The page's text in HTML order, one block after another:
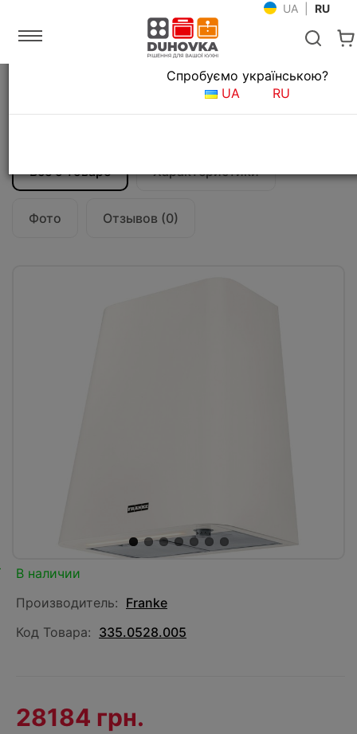
UA RU
Кухонные вытяжки
Вытяжка кухонная Franke Smart Deco
Все о товаре Характеристики
Фото Отзывов (0)
Язык магазина
Спробуємо українською?
UA
RU
В наличии
Производитель: Franke
Код Товара: 335.0528.005
28184 грн.